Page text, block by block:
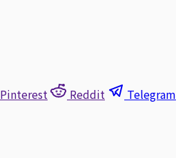
Pinterest Reddit Telegram